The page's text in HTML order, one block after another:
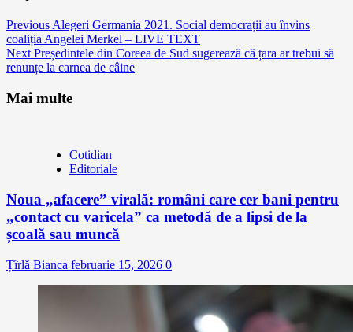
Continue
Reading
Previous Alegeri Germania 2021. Social democrații au învins
coaliția Angelei Merkel – LIVE TEXT
Next Președintele din Coreea de Sud sugerează că țara ar trebui să
renunțe la carnea de câine
Mai multe
Cotidian
Editoriale
Noua „afacere” virală: români care cer bani pentru
„contact cu varicela” ca metodă de a lipsi de la
școală sau muncă
Țîrlă Bianca februarie 15, 2026 0